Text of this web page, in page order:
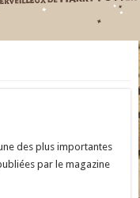
des plus importantes
par le magazine